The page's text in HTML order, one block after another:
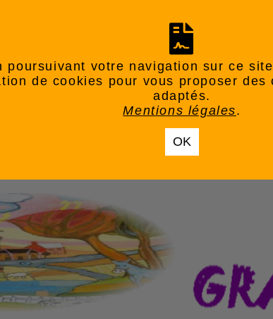
poursuivant votre navigation sur ce
de cookies pour vous proposer des
adaptés.
Mentions légales.
OK